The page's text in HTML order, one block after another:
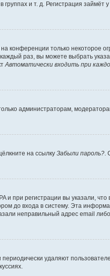
и т. д. Регистрация займёт
конференции только некоторое
раз, вы можете выбрать
Автоматически входить при
администраторам,
на ссылку Забыли пароль?.
при регистрации вы указали,
до входа в систему. Эта
неправильный адрес email
удаляют